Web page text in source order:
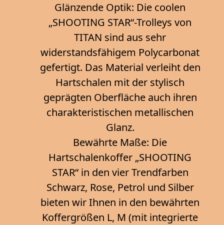
Glänzende Optik: Die coolen
„SHOOTING STAR“-Trolleys von
TITAN sind aus sehr
widerstandsfähigem Polycarbonat
gefertigt. Das Material verleiht den
Hartschalen mit der stylisch
geprägten Oberfläche auch ihren
charakteristischen metallischen
Glanz.
Bewährte Maße: Die
Hartschalenkoffer „SHOOTING
STAR“ in den vier Trendfarben
Schwarz, Rose, Petrol und Silber
bieten wir Ihnen in den bewährten
Koffergrößen L, M (mit integrierte